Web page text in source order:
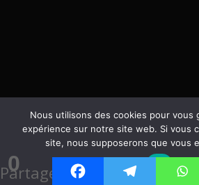
0
Partages
Accueil
Articles
Pathologies
Arthrose Burn-out Cancer
Endométriose
Nous utilisons des cookies pour vous
expérience sur notre site web. Si vous
site, nous supposerons que vous